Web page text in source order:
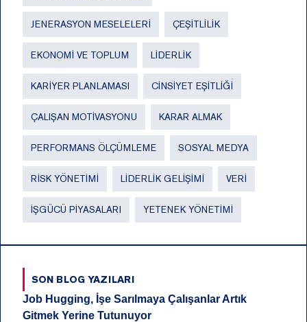
JENERASYON MESELELERI ÇEŞITLILIK
EKONOMI VE TOPLUM LIDERLIK
KARIYER PLANLAMASI CINSIYET EŞITLIĞI
ÇALIŞAN MOTIVASYONU KARAR ALMAK
PERFORMANS ÖLÇÜMLEME SOSYAL MEDYA
RISK YÖNETIMI LIDERLIK GELIŞIMI VERI
İŞGÜCÜ PIYASALARI YETENEK YÖNETIMI
SON BLOG YAZILARI
Job Hugging, İşe Sarılmaya Çalışanlar Artık
Gitmek Yerine Tutunuyor